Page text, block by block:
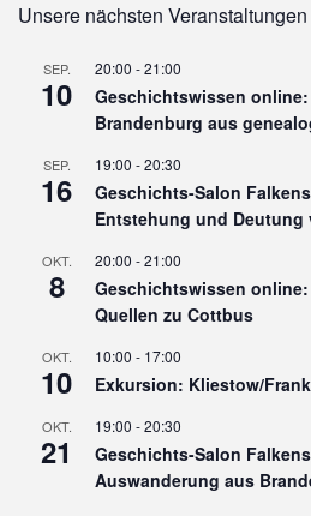
Unsere nächsten Veranstaltungen
SEP.
10
20:00 -21:00
Geschichtswissen online:
Brandenburg aus
SEP.
16
19:00 -20:30
Geschichts-Salon
Entstehung und Deutung
OKT.
8
20:00 -21:00
Geschichtswissen
Quellen zu Cottbus
OKT.
10
10:00 - 17:00
Exkursion: Kliestow/
OKT.
21
19:00 -20:30
Geschichts-Salon
Auswanderung aus